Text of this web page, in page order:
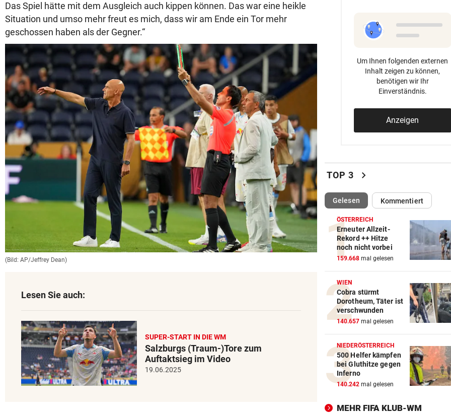
Das Spiel hätte mit dem Ausgleich auch kippen können. Das war eine heikle
Situation und umso mehr freut es mich, dass wir am Ende ein Tor mehr
geschossen haben als der Gegner.“
(Bild: AP/Jeffrey Dean)
Lesen Sie auch:
SUPER-START IN DIE WM
Salzburgs (Traum-)Tore zum
Auftaktsieg im Video
19.06.2025
Um Ihnen folgenden externen
Inhalt zeigen zu können,
benötigen wir Ihr
Einverständnis.
Anzeigen
TOP 3 chevron_right
Gelesen(ausgewählt)Kommentiert
ÖSTERREICH
Erneuter Allzeit-
Rekord ++ Hitze
noch nicht vorbei
159.668 mal gelesen
WIEN
Cobra stürmt
Dorotheum, Täter ist
verschwunden
140.657 mal gelesen
NIEDERÖSTERREICH
500 Helfer kämpfen
bei Gluthitze gegen
Inferno
140.242 mal gelesen
MEHR FIFA KLUB-WM